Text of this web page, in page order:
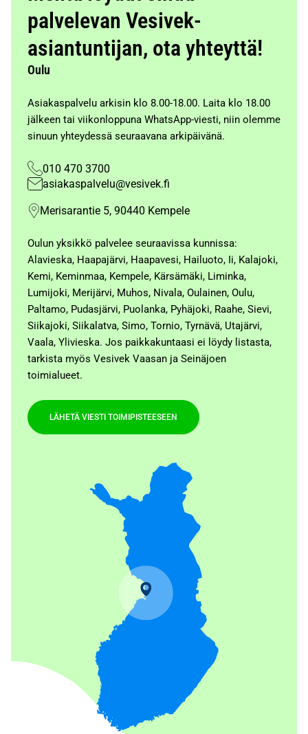
palvelevan Vesivek-
asiantuntijan, ota yhteyttä!
Oulu
Asiakaspalvelu arkisin klo 8.00-18.00. Laita klo 18.00
jälkeen tai viikonloppuna WhatsApp-viesti, niin olemme
sinuun yhteydessä seuraavana arkipäivänä.
010 470 3700
asiakaspalvelu@vesivek.fi
Merisarantie 5, 90440 Kempele
Oulun yksikkö palvelee seuraavissa kunnissa:
Alavieska, Haapajärvi, Haapavesi, Hailuoto, Ii, Kalajoki,
Kemi, Keminmaa, Kempele, Kärsämäki, Liminka,
Lumijoki, Merijärvi, Muhos, Nivala, Oulainen, Oulu,
Paltamo, Pudasjärvi, Puolanka, Pyhäjoki, Raahe, Sievi,
Siikajoki, Siikalatva, Simo, Tornio, Tyrnävä, Utajärvi,
Vaala, Ylivieska. Jos paikkakuntaasi ei löydy listasta,
tarkista myös Vesivek Vaasan ja Seinäjoen
toimialueet.
LÄHETÄ VIESTI TOIMIPISTEESEEN